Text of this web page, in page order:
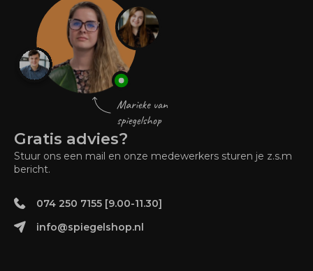
Gratis advies?
Stuur ons een mail en onze medewerkers sturen je z.s.m
bericht.
074 250 7155 [9.00-11.30]
info@spiegelshop.nl